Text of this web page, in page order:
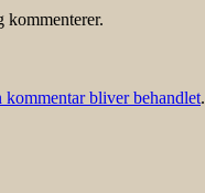
kommenterer.
bliver behandlet.